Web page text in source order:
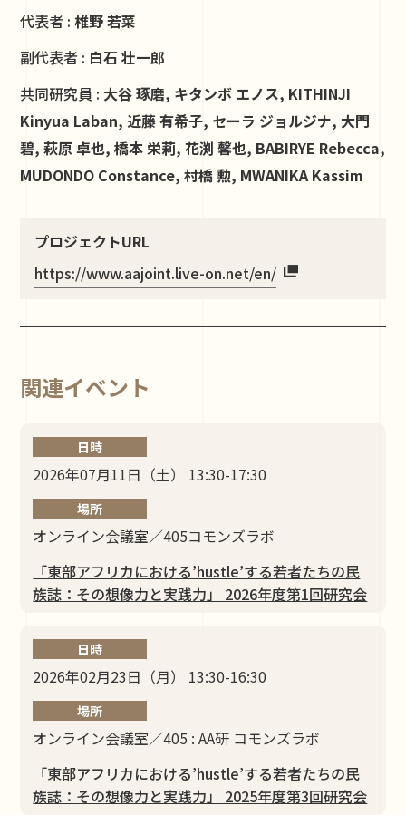
代表者 :椎野 若菜
副代表者 : 白石 壮一郎
共同研究員 : 大谷 琢磨, キタンボ エノス, KITHINJI
Kinyua Laban, 近藤 有希子, セーラ ジョルジナ, 大門
碧, 萩原 卓也, 橋本 栄莉, 花渕 馨也, BABIRYE Rebecca,
MUDONDO Constance, 村橋 勲, MWANIKA Kassim
プロジェクトURL
https://www.aajoint.live-on.net/en/
関連イベント
日時
2026年07月11日（土） 13:30-17:30
場所
オンライン会議室／405コモンズラボ
「東部アフリカにおける’hustle’する若者たちの民
族誌：その想像力と実践力」 2026年度第1回研究会
日時
2026年02月23日（月） 13:30-16:30
場所
オンライン会議室／405 : AA研 コモンズラボ
「東部アフリカにおける’hustle’する若者たちの民
族誌：その想像力と実践力」 2025年度第3回研究会